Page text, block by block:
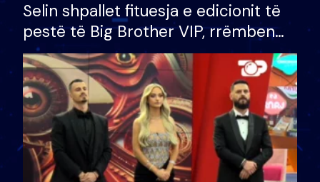
Selin shpallet fituesja e edicionit të
pestë të Big Brother VIP, rrëmben
çmimin e madh prej 100 mijë eurosh